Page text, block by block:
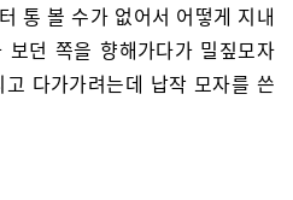
통 볼 수가 없어서 어떻게 지내
던 쪽을 향해가다가 밀짚모자
다가가려는데 납작 모자를 쓴